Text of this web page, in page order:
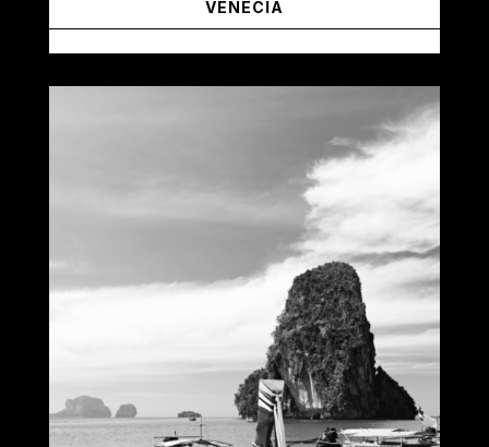
VENECIA